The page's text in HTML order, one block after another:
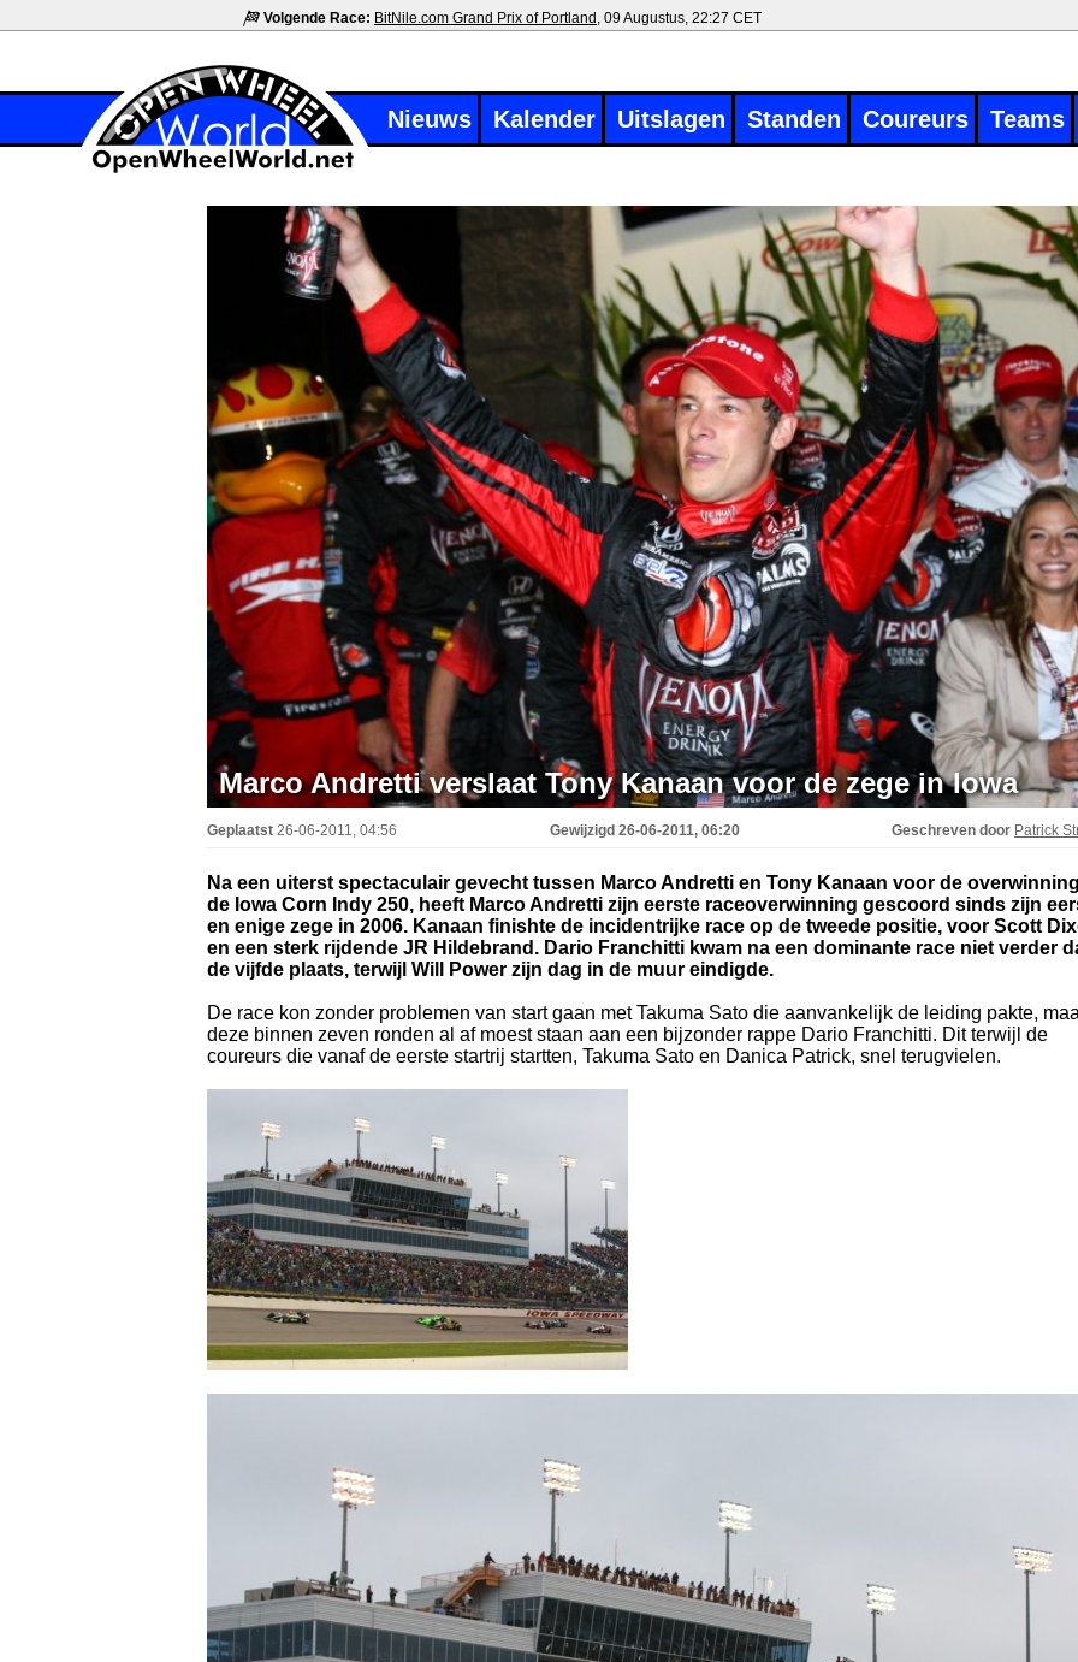
Volgende Race: BitNile.com Grand Prix of Portland , 09 Augustus, 22:27 CET
Nieuws Kalender Uitslagen Standen Coureurs Teams
Marco Andretti verslaat Tony Kanaan voor de zege in Iowa
Geplaatst 26-06-2011, 04:56 Gewijzigd 26-06-2011, 06:20 Geschreven door Patrick
Na een uiterst spectaculair gevecht tussen Marco Andretti en Tony Kanaan voor de
de Iowa Corn Indy 250, heeft Marco Andretti zijn eerste raceoverwinning gescoord sinds zijn
en enige zege in 2006. Kanaan finishte de incidentrijke race op de tweede positie, voor Scott
en een sterk rijdende JR Hildebrand. Dario Franchitti kwam na een dominante race niet verder
de vijfde plaats, terwijl Will Power zijn dag in de muur eindigde.
De race kon zonder problemen van start gaan met Takuma Sato die aanvankelijk de leiding pakte,
deze binnen zeven ronden al af moest staan aan een bijzonder rappe Dario Franchitti. Dit terwijl de
coureurs die vanaf de eerste startrij startten, Takuma Sato en Danica Patrick, snel terugvielen.